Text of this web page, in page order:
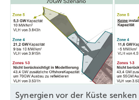
Synergien vor der Küste senken